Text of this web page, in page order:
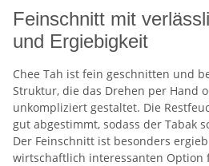
Feinschnitt mit
und Ergiebigkeit
Chee Tah ist fein geschnitten und
Struktur, die das Drehen per Hand
unkompliziert gestaltet. Die
gut abgestimmt, sodass der Tabak
Der Feinschnitt ist besonders
wirtschaftlich interessanten Option